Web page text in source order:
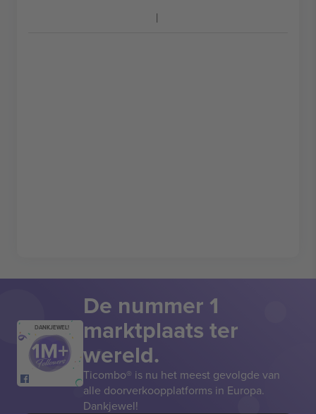
DANKJEWEL!
De nummer 1
marktplaats ter
wereld.
Ticombo® is nu het meest gevolgde van
alle doorverkoopplatforms in Europa.
Dankjewel!